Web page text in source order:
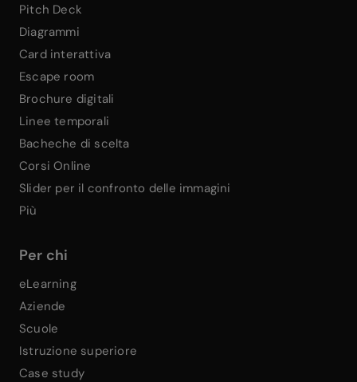
Pitch Deck
Diagrammi
Card interattiva
Escape room
Brochure digitali
Linee temporali
Bacheche di scelta
Corsi Online
Slider per il confronto delle immagini
Più
Per chi
eLearning
Aziende
Scuole
Istruzione superiore
Case study